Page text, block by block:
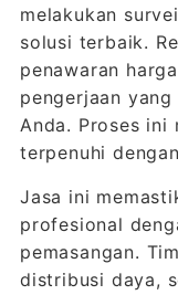
melakukan
solusi terbaik.
penawaran
pengerjaan
Anda. Proses ini
terpenuhi
Jasa ini
profesional
pemasangan.
distribusi daya,